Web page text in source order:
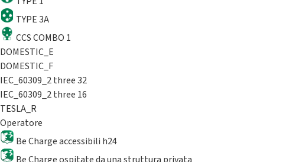
TYPE 3A
CCS COMBO 1
DOMESTIC_E
DOMESTIC_F
IEC_60309_2 three 32
IEC_60309_2 three 16
TESLA_R
Operatore
Be Charge accessibili h24